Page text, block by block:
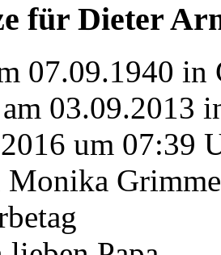
für Dieter
07.09.1940 in
03.09.2013
um 07:39